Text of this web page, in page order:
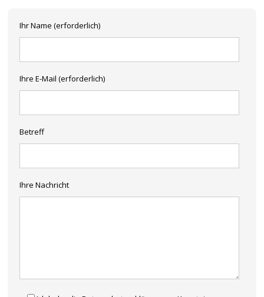
Ihr Name (erforderlich)
Ihre E-Mail (erforderlich)
Betreff
Ihre Nachricht